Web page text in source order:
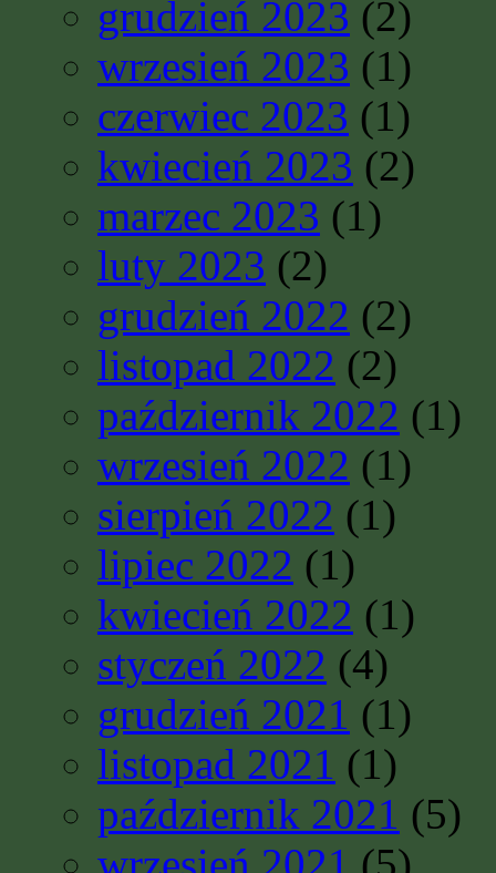
grudzień 2023 (2)
wrzesień 2023 (1)
czerwiec 2023 (1)
kwiecień 2023 (2)
marzec 2023 (1)
luty 2023 (2)
grudzień 2022 (2)
listopad 2022 (2)
październik 2022 (1)
wrzesień 2022 (1)
sierpień 2022 (1)
lipiec 2022 (1)
kwiecień 2022 (1)
styczeń 2022 (4)
grudzień 2021 (1)
listopad 2021 (1)
październik 2021 (5)
wrzesień 2021 (5)